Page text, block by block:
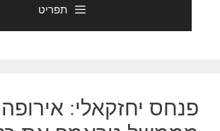
תפריט
פנחס יחזקאלי: